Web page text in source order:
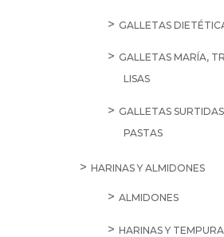
GALLETAS
GALLETAS MARÍA,
LISAS
GALLETAS
PASTAS
HARINAS Y ALMIDONES
ALMIDONES
HARINAS Y